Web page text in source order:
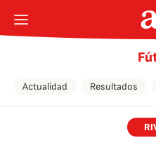
Actualidad Resultados